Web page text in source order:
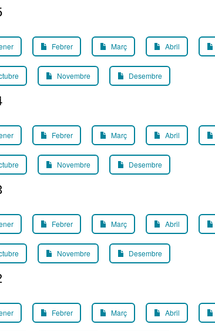
Febrer Març Abril
Novembre Desembre
Febrer Març Abril
Novembre Desembre
Febrer Març Abril
Novembre Desembre
Febrer Març Abril